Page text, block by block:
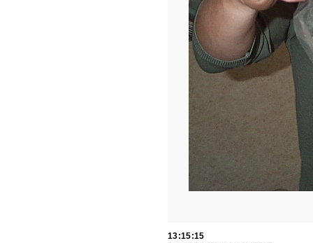
13:15:15